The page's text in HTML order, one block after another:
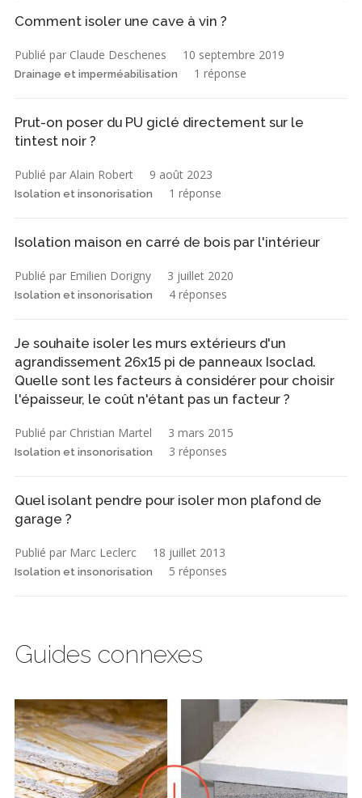
Comment isoler une cave à vin ?
Publié par Claude Deschenes 10 septembre 2019
Drainage et imperméabilisation 1 réponse
Prut-on poser du PU giclé directement sur le
tintest noir ?
Publié par Alain Robert 9 août 2023
Isolation et insonorisation 1 réponse
Isolation maison en carré de bois par l'intérieur
Publié par Emilien Dorigny 3 juillet 2020
Isolation et insonorisation 4 réponses
Je souhaite isoler les murs extérieurs d'un
agrandissement 26x15 pi de panneaux Isoclad.
Quelle sont les facteurs à considérer pour choisir
l'épaisseur, le coût n'étant pas un facteur ?
Publié par Christian Martel 3 mars 2015
Isolation et insonorisation 3 réponses
Quel isolant pendre pour isoler mon plafond de
garage ?
Publié par Marc Leclerc 18 juillet 2013
Isolation et insonorisation 5 réponses
Guides connexes